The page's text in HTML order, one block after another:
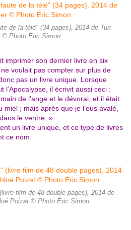
de la télé" (34 pages), 2014 de Turi
© Photo Éric Simon
imprimer son dernier livre en six
voulait pas compter sur plus de
pas un livre unique. Lorsque
l’Apocalypse, il écrivit aussi ceci :
de l’ange et le dévorai, et il était
; mais après que je l’eus avalé,
le ventre. »
un livre unique, et ce type de livres
ce nom.
film de 48 double pages), 2014 de
Poizat © Photo Éric Simon